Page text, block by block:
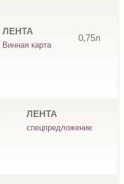
ЛЕНТА
Винная карта
0,75л
ЛЕНТА
спецпредложение